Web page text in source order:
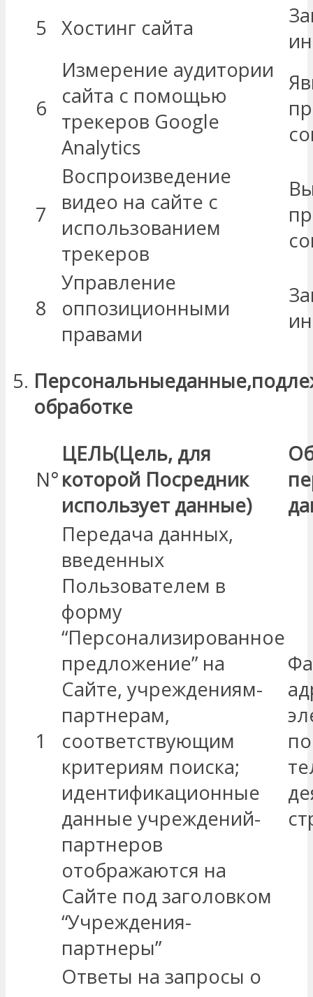
5 Хостинг сайта
6
Измерение аудитории
сайта с помощью
трекеров Google
Analytics
7
Воспроизведение
видео на сайте с
использованием
трекеров
8
Управление
оппозиционными
правами
Персональныеданные,
обработке
N°
ЦЕЛЬ(Цель, для
которой Посредник
используетданные)
1
Передача данных,
введенных
Пользователем в
форму
“Персонализированное
предложение” на
Сайте, учреждениям-
партнерам,
соответствующим
критериям поиска;
идентификационные
данные учреждений-
партнеров
отображаются на
Сайте под заголовком
“Учреждения-
партнеры”
Ответы на запросы о